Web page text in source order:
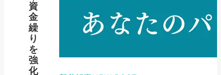
資
金
繰
り
を
強
化